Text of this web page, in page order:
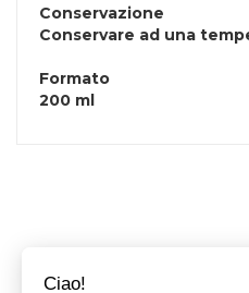
Conservazione
Conservare ad una
Formato
200 ml